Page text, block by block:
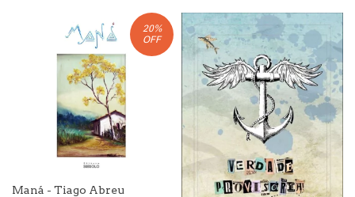
20%
OFF
Maná - Tiago Abreu